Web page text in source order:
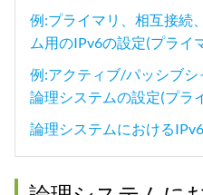
例:プライマリ、相互接続
ム用のIPv6の設定(プライ
例:アクティブ/パッシブ
論理システムの設定(プラ
論理システムにおける